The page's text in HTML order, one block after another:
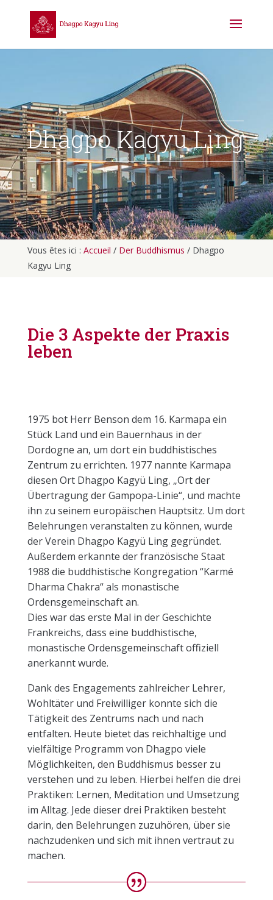
Dhagpo Kagyu Ling
Vous êtes ici : Accueil / Der Buddhismus / Dhagpo
Kagyu Ling
Die 3 Aspekte der Praxis
leben
1975 bot Herr Benson dem 16. Karmapa ein
Stück Land und ein Bauernhaus in der
Dordogne an, um dort ein buddhistisches
Zentrum zu errichten. 1977 nannte Karmapa
diesen Ort Dhagpo Kagyü Ling, „Ort der
Übertragung der Gampopa-Linie“, und machte
ihn zu seinem europäischen Hauptsitz. Um dort
Belehrungen veranstalten zu können, wurde
der Verein Dhagpo Kagyü Ling gegründet.
Außerdem erkannte der französische Staat
1988 die buddhistische Kongregation “Karmé
Dharma Chakra“ als monastische
Ordensgemeinschaft an.
Dies war das erste Mal in der Geschichte
Frankreichs, dass eine buddhistische,
monastische Ordensgemeinschaft offiziell
anerkannt wurde.
Dank des Engagements zahlreicher Lehrer,
Wohltäter und Freiwilliger konnte sich die
Tätigkeit des Zentrums nach und nach
entfalten. Heute bietet das reichhaltige und
vielfältige Programm von Dhagpo viele
Möglichkeiten, den Buddhismus besser zu
verstehen und zu leben. Hierbei helfen die drei
Praktiken: Lernen, Meditation und Umsetzung
im Alltag. Jede dieser drei Praktiken besteht
darin, den Belehrungen zuzuhören, über sie
nachzudenken und sich mit ihnen vertraut zu
machen.